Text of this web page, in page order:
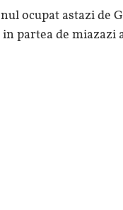
ocupat astazi de
partea de miazazi